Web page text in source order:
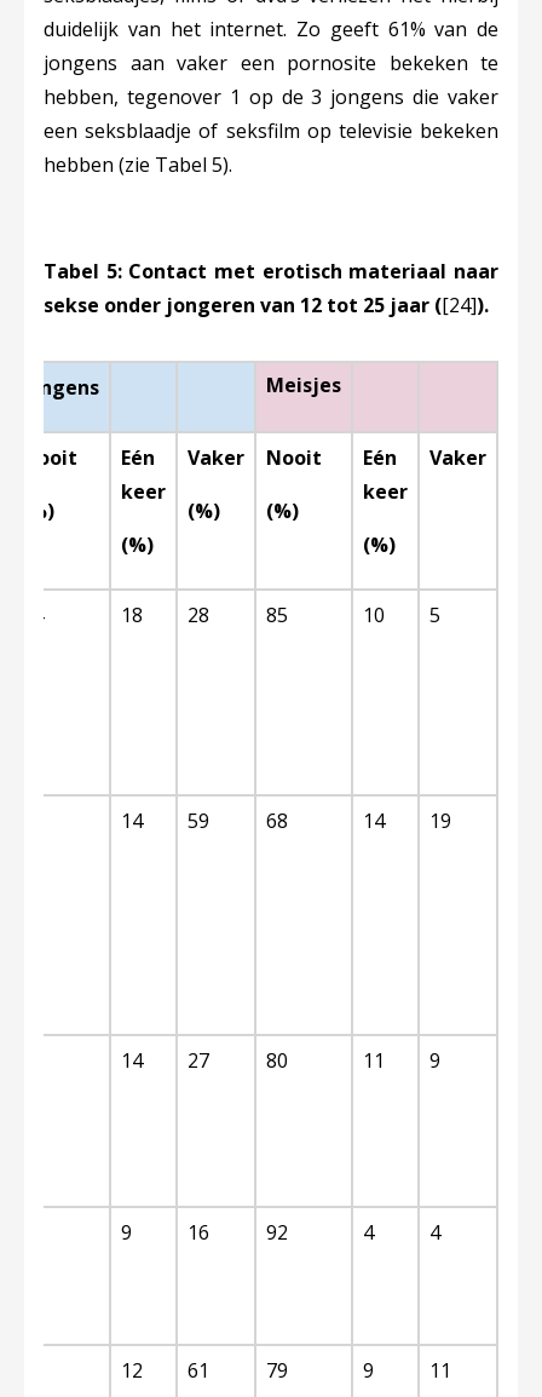
duidelijk van het internet. Zo geeft 61% van de
jongens aan vaker een pornosite bekeken te
hebben, tegenover 1 op de 3 jongens die vaker
een seksblaadje of seksfilm op televisie bekeken
hebben (zie Tabel 5).
Tabel 5: Contact met erotisch materiaal naar
sekse onder jongeren van 12 tot 25 jaar ([24]).
Jongens Meisjes
Nooit
(%)
Eén
keer
(%)
Vaker
(%)
Nooit
(%)
Eén
keer
(%)
Vaker
18 28 85 10 5
14 59 68 14 19
14 27 80 11 9
9 16 92 4 4
12 61 79 9 11